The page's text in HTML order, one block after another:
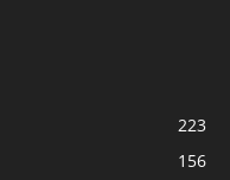
223
156